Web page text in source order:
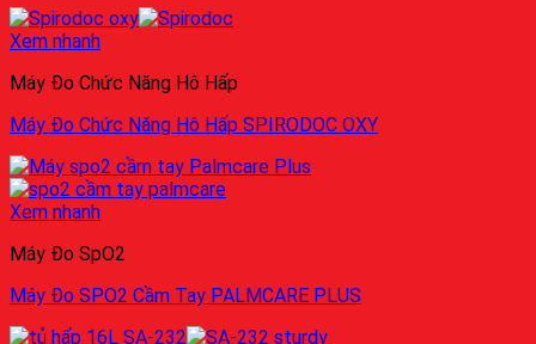
Xem nhanh
Máy Đo Chức Năng Hô Hấp
Máy Đo Chức Năng Hô Hấp SPIRODOC OXY
Xem nhanh
Máy Đo SpO2
Máy Đo SPO2 Cầm Tay PALMCARE PLUS